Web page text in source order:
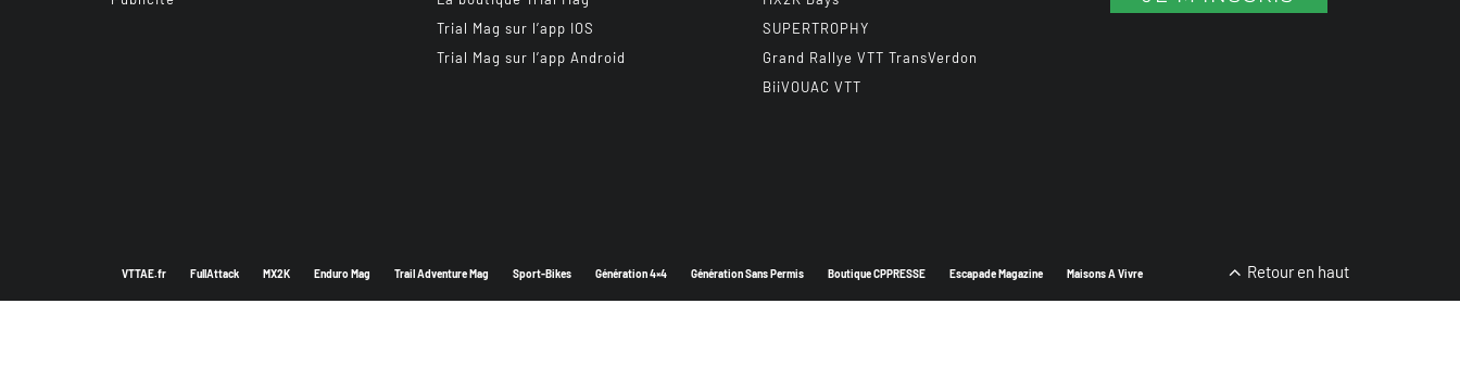
Trial Mag sur l’app IOS
Trial Mag sur l’app Android
SUPERTROPHY
Grand Rallye VTT TransVerdon
BiiVOUAC VTT
VTTAE.fr FullAttack MX2K Enduro Mag Trail Adventure Mag Sport-Bikes Génération 4×4 Génération Sans Permis Boutique CPPRESSE Escapade Magazine Maisons A Vivre Retour en haut